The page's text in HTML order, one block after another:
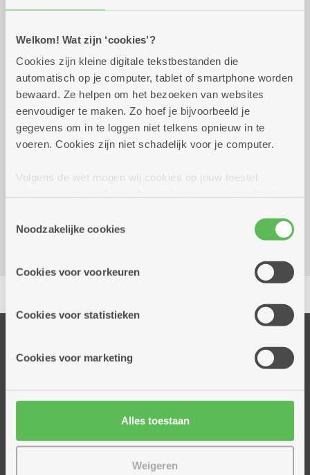
Welkom! Wat zijn ‘cookies’?
Cookies zijn kleine digitale tekstbestanden die
automatisch op je computer, tablet of smartphone worden
bewaard. Ze helpen om het bezoeken van websites
eenvoudiger te maken. Zo hoef je bijvoorbeeld je
gegevens om in te loggen niet telkens opnieuw in te
voeren. Cookies zijn niet schadelijk voor je computer.
Volgens de wet mogen wij cookies op jouw toestel
cookies hebben we jouw toestemming nodig. Sommige
cookies worden geplaatst door derde partijen die een
informatie over jouw (geanonimiseerd) gebruik van onze
partners kunnen deze gegevens combineren met andere
Noodzakelijke cookies
Cookies voor voorkeuren
Cookies voor statistieken
Cookies voor marketing
Alles toestaan
Weigeren
Praktisch
dinsdag 18 augustus
2026
15.30 uur tot 15.30
uur
4 euro
Inschrijven uiterlijk op 11/08/2026
Reserveer vervoer
Kombine Boelaer (dienstencentrum)
2140 Borgerhout
Thuisdiensten
Assistentiewoningen
Woonzorgcentra
Financieel comfort